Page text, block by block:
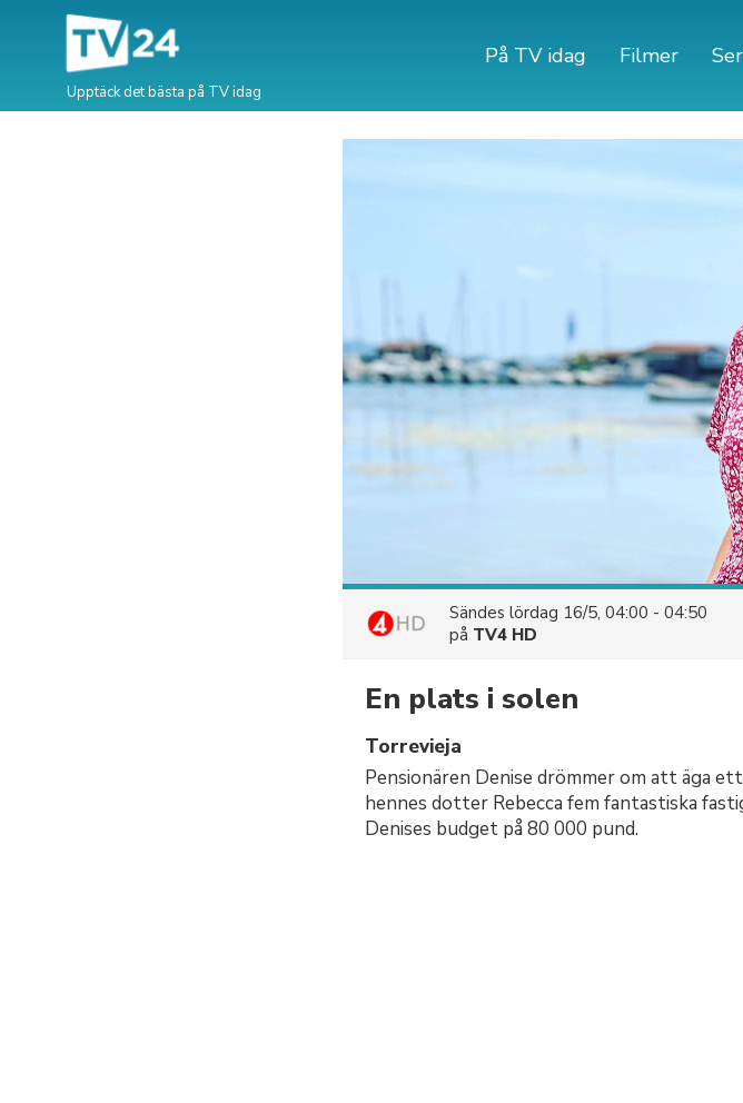
Upptäck det bästa på TV idag
På TV idag Filmer
Sändes lördag 16/5, 04:00 - 04:50
på TV4 HD
En plats i solen
Torrevieja
Pensionären Denise drömmer om att äga
hennes dotter Rebecca fem fantastiska
Denises budget på 80 000 pund.